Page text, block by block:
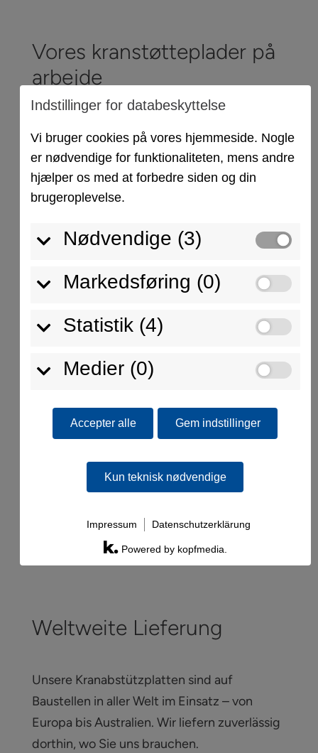
Indstillinger for databeskyttelse
Vi bruger cookies på vores hjemmeside. Nogle
er nødvendige for funktionaliteten, mens andre
hjælper os med at forbedre siden og din
brugeroplevelse.
Nødvendige (3)
Markedsføring (0)
Statistik (4)
Medier (0)
Accepter alle Gem indstillinger
Kun teknisk nødvendige
Powered by kopfmedia.
Impressum Datenschutzerklärung
Vores kranstøtteplader på
arbejde
Oplev alsidigheden og pålideligheden af
vores kranstøtteplader i praksis. Uanset om
det er i ujævnt terræn eller under
udfordrende forhold på byggepladsen, giver
er nødvendig for at løfte og flytte tunge
honeycomb-struktur sikrer optimal
løsning til dit projekt. Stol på Feinwerks
dine projekter sikkert og med succes.
Weltweite Lieferung
Unsere Kranabstützplatten sind auf
Baustellen in aller Welt im Einsatz – von
Europa bis Australien. Wir liefern zuverlässig
dorthin, wo Sie uns brauchen.